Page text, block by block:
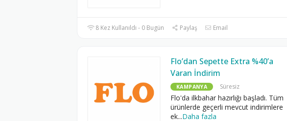
8 Kez Kullanıldı - 0 Bugün Paylaş Email
Flo’dan Sepette Extra %40’a
Varan İndirim
KAMPANYA Süresiz
Flo'da ilkbahar hazırlığı başladı. Tüm
ürünlerde geçerli mevcut indirimlere
ek...Daha fazla